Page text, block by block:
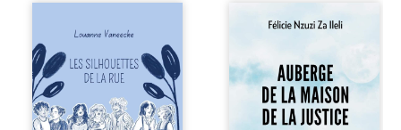
la rue donne la
parole à six
personnages
ordinaires,
traversés par des
pensées, des
Auberge de la
récit-témoignage
consacré au
parcours
exemplaire de